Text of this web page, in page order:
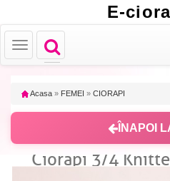
E-
Toggle
navigation
Toggle
navigation
Acasa » FEMEI » CIORAPI
ÎNAPOI
Ciorapi 3/4